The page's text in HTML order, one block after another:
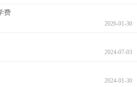
费
2026-01-30
2024-07-03
2024-01-30